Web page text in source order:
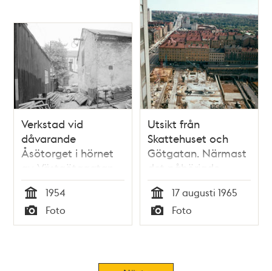
Gymnasium
Verkstad vid
dåvarande
Åsötorget i hörnet
av Västgötagatan
och Blekingegatan.
Här ligger numera
Åsö Gymnasium
Tid
1954
Typ
Foto
Utsikt från
Skattehuset och
Götgatan. Närmast
det påbörjade
bygget av Åsö
Gymnasium, i
fonden
Skanstullsbron och
Tid
17 augusti 1965
Typ
Foto